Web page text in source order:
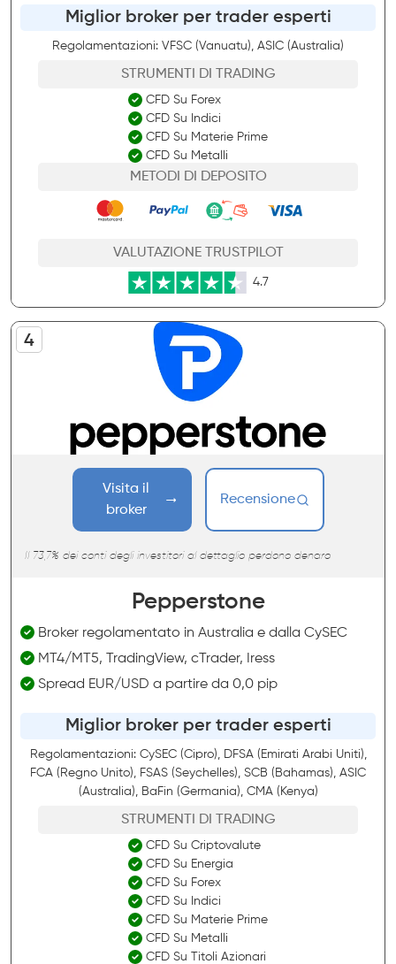
Miglior broker per trader esperti
Regolamentazioni: VFSC (Vanuatu), ASIC (Australia)
STRUMENTI DI TRADING
CFD Su Forex
CFD Su Indici
CFD Su Materie Prime
CFD Su Metalli
METODI DI DEPOSITO
VALUTAZIONE TRUSTPILOT
4.7
Visita il
broker
Recensione
Il 73,7% dei conti degli investitori al dettaglio perdono denaro
Pepperstone
Broker regolamentato in Australia e dalla CySEC
MT4/MT5, TradingView, cTrader, Iress
Spread EUR/USD a partire da 0,0 pip
Miglior broker per trader esperti
Regolamentazioni: CySEC (Cipro), DFSA (Emirati Arabi Uniti),
FCA (Regno Unito), FSAS (Seychelles), SCB (Bahamas), ASIC
(Australia), BaFin (Germania), CMA (Kenya)
STRUMENTI DI TRADING
CFD Su Criptovalute
CFD Su Energia
CFD Su Forex
CFD Su Indici
CFD Su Materie Prime
CFD Su Metalli
CFD Su Titoli Azionari